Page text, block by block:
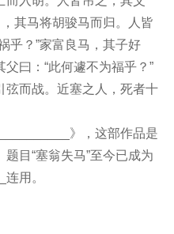
其马将胡骏马而归。人皆
乎？”家富良马，其子好
曰：“此何遽不为福乎？”
弦而战。近塞之人，死者十
》，这部作品是
目“塞翁失马”至今已成为
用。